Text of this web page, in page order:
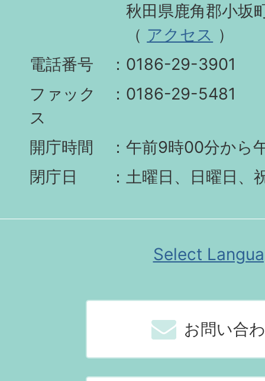
秋田県鹿角郡小坂
（ アクセス ）
電話番号
0186-29-3901
ファック
ス
0186-29-5481
開庁時間
午前9時00分から
閉庁日
土曜日、日曜日、
Select
お問い合